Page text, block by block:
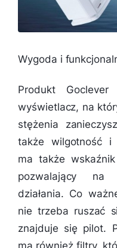
Wygoda i
Produkt
wyświetlacz, na
stężenia
także wilgotność i
ma także
pozwalający na
działania. Co
nie trzeba ruszać
znajduje się pilot.